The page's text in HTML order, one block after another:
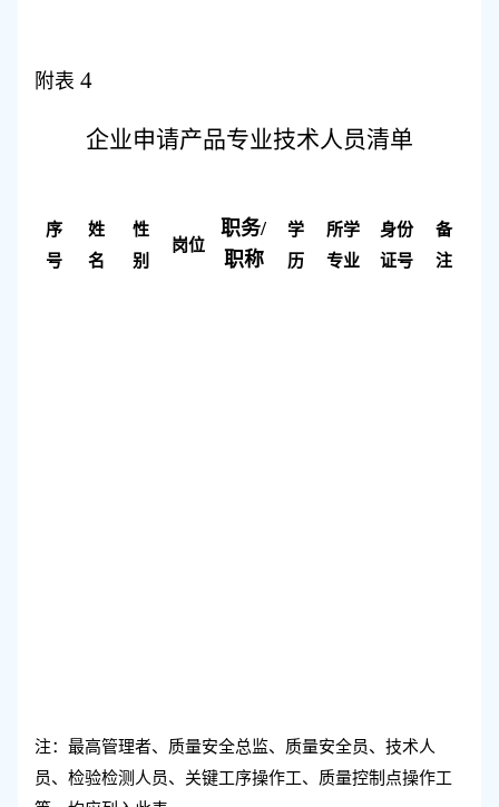
附表 4
企业申请产品专业技术人员清单
序
号
姓
名
性
别
岗位
职务/
职称
学
历
所学
专业
身份
证号
备
注
注：最高管理者、质量安全总监、质量安全员、技术人
员、检验检测人员、关键工序操作工、质量控制点操作工